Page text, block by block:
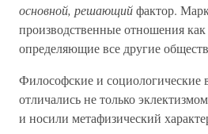
основной, решающийфактор.
производственные отношения
определяющие все другие
Философские и социологические
отличались не только
и носили метафизический